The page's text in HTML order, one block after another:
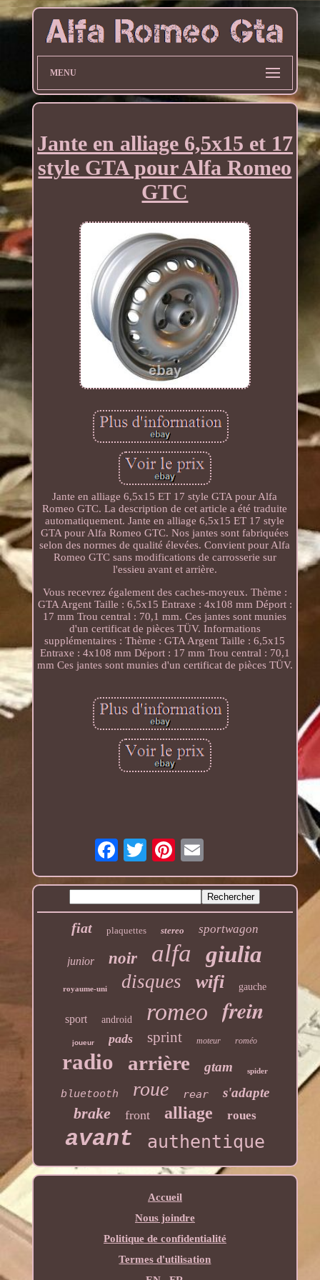
MENU
Jante en alliage 6,5x15 et 17
style GTA pour Alfa Romeo
GTC
Jante en alliage 6,5x15 ET 17 style GTA pour Alfa
Romeo GTC. La description de cet article a été traduite
automatiquement. Jante en alliage 6,5x15 ET 17 style
GTA pour Alfa Romeo GTC. Nos jantes sont fabriquées
selon des normes de qualité élevées. Convient pour Alfa
Romeo GTC sans modifications de carrosserie sur
l'essieu avant et arrière.
Vous recevrez également des caches-moyeux. Thème :
GTA Argent Taille : 6,5x15 Entraxe : 4x108 mm Déport :
17 mm Trou central : 70,1 mm. Ces jantes sont munies
d'un certificat de pièces TÜV. Informations
supplémentaires : Thème : GTA Argent Taille : 6,5x15
Entraxe : 4x108 mm Déport : 17 mm Trou central : 70,1
mm Ces jantes sont munies d'un certificat de pièces TÜV.
fiat plaquettes stereo sportwagon
junior noir alfa giulia
royaume-uni disques wifi gauche
sport android romeo frein
joueur pads sprint moteur roméo
radio arrière gtam spider
bluetooth roue rear s'adapte
brake front alliage roues
avant authentique
Accueil
Nous joindre
Politique de confidentialité
Termes d'utilisation